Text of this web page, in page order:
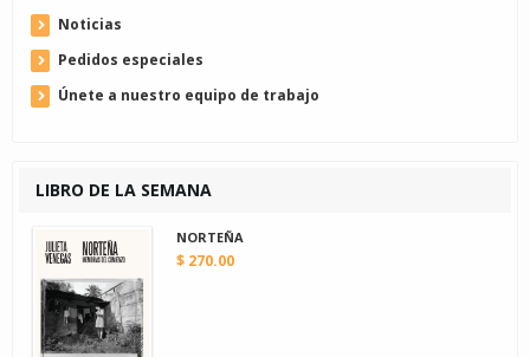
Noticias
Pedidos especiales
Únete a nuestro equipo de trabajo
LIBRO DE LA SEMANA
NORTEÑA
$ 270.00